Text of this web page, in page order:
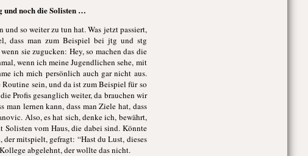
und noch die Solisten …
so weiter zu tun hat. Was jetzt passiert,
dass man zum Beispiel bei jtg und stg
sie zugucken: Hey, so machen das die
wenn ich meine Jugendlichen sehe, mit
ich mich persönlich auch gar nicht aus.
Routine sein, und da ist zum Beispiel für so
Profis gesanglich weiter, da brauchen wir
lernen kann, dass man Ziele hat, dass
Also, es hat sich, denke ich, bewährt,
Solisten vom Haus, die dabei sind. Könnte
mitspielt, gefragt: “Hast du Lust, dieses
abgelehnt, der wollte das nicht.